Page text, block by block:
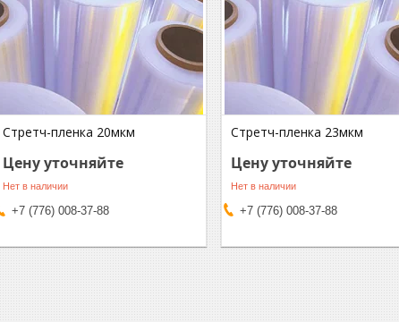
Стретч-пленка 20мкм
Цену уточняйте
Нет в наличии
+7 (776) 008-37-88
Стретч-пленка 23мкм
Цену уточняйте
Нет в наличии
+7 (776) 008-37-88